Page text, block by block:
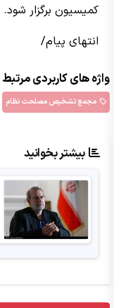
کمیسیون برگزار شود.
انتهای پیام/
واژه های کاربردی مرتبط
مجمع تشخیص مصلحت نظام
بیشتر بخوانید